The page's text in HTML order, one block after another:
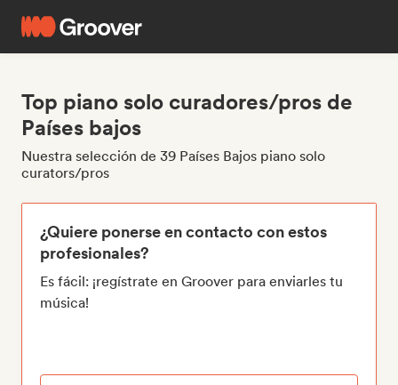
Top piano solo curadores/pros de
Países bajos
Nuestra selección de 39 Países Bajos piano solo
curators/pros
¿Quiere ponerse en contacto con estos
profesionales?
Es fácil: ¡regístrate en Groover para enviarles tu
música!